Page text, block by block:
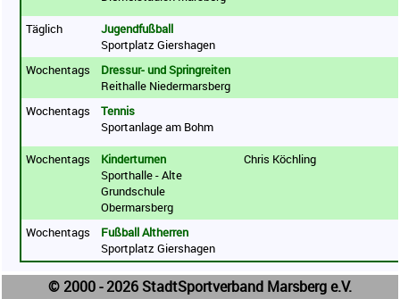
Täglich
Jugendfußball
Sportplatz Giershagen
Wochentags
Dressur- und Springreiten
Reithalle Niedermarsberg
Wochentags
Tennis
Sportanlage am Bohm
Wochentags
Kinderturnen
Sporthalle - Alte
Grundschule
Obermarsberg
Chris Köchling
Wochentags
Fußball Altherren
Sportplatz Giershagen
© 2000 - 2026 StadtSportverband Marsberg e.V.